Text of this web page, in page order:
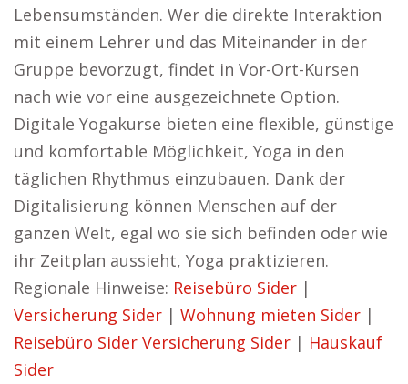
Lebensumständen. Wer die direkte Interaktion
mit einem Lehrer und das Miteinander in der
Gruppe bevorzugt, findet in Vor-Ort-Kursen
nach wie vor eine ausgezeichnete Option.
Digitale Yogakurse bieten eine flexible, günstige
und komfortable Möglichkeit, Yoga in den
täglichen Rhythmus einzubauen. Dank der
Digitalisierung können Menschen auf der
ganzen Welt, egal wo sie sich befinden oder wie
ihr Zeitplan aussieht, Yoga praktizieren.
Regionale Hinweise: Reisebüro Sider |
Versicherung Sider | Wohnung mieten Sider |
Reisebüro Sider Versicherung Sider | Hauskauf
Sider